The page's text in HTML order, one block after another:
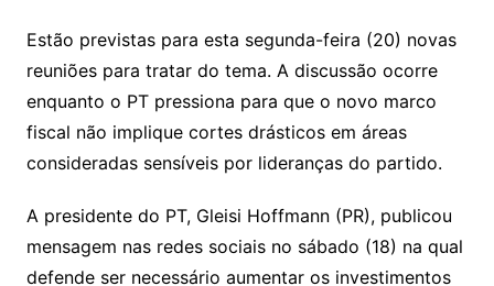
Estão previstas para esta segunda-feira (20) novas
reuniões para tratar do tema. A discussão ocorre
enquanto o PT pressiona para que o novo marco
fiscal não implique cortes drásticos em áreas
consideradas sensíveis por lideranças do partido.
A presidente do PT, Gleisi Hoffmann (PR), publicou
mensagem nas redes sociais no sábado (18) na qual
defende ser necessário aumentar os investimentos